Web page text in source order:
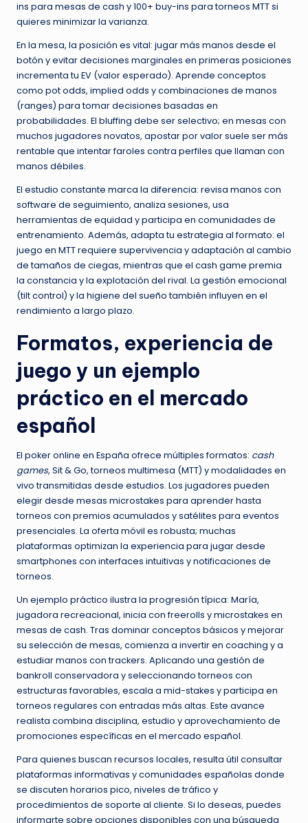
ins para mesas de cash y 100+ buy-ins para torneos MTT si
quieres minimizar la varianza.
En la mesa, la posición es vital: jugar más manos desde el
botón y evitar decisiones marginales en primeras posiciones
incrementa tu EV (valor esperado). Aprende conceptos
como pot odds, implied odds y combinaciones de manos
(ranges) para tomar decisiones basadas en
probabilidades. El bluffing debe ser selectivo; en mesas con
muchos jugadores novatos, apostar por valor suele ser más
rentable que intentar faroles contra perfiles que llaman con
manos débiles.
El estudio constante marca la diferencia: revisa manos con
software de seguimiento, analiza sesiones, usa
herramientas de equidad y participa en comunidades de
entrenamiento. Además, adapta tu estrategia al formato: el
juego en MTT requiere supervivencia y adaptación al cambio
de tamaños de ciegas, mientras que el cash game premia
la constancia y la explotación del rival. La gestión emocional
(tilt control) y la higiene del sueño también influyen en el
rendimiento a largo plazo.
Formatos, experiencia de
juego y un ejemplo
práctico en el mercado
español
El poker online en España ofrece múltiples formatos: cash
games, Sit & Go, torneos multimesa (MTT) y modalidades en
vivo transmitidas desde estudios. Los jugadores pueden
elegir desde mesas microstakes para aprender hasta
torneos con premios acumulados y satélites para eventos
presenciales. La oferta móvil es robusta; muchas
plataformas optimizan la experiencia para jugar desde
smartphones con interfaces intuitivas y notificaciones de
torneos.
Un ejemplo práctico ilustra la progresión típica: María,
jugadora recreacional, inicia con freerolls y microstakes en
mesas de cash. Tras dominar conceptos básicos y mejorar
su selección de mesas, comienza a invertir en coaching y a
estudiar manos con trackers. Aplicando una gestión de
bankroll conservadora y seleccionando torneos con
estructuras favorables, escala a mid-stakes y participa en
torneos regulares con entradas más altas. Este avance
realista combina disciplina, estudio y aprovechamiento de
promociones específicas en el mercado español.
Para quienes buscan recursos locales, resulta útil consultar
plataformas informativas y comunidades españolas donde
se discuten horarios pico, niveles de tráfico y
procedimientos de soporte al cliente. Si lo deseas, puedes
informarte sobre opciones disponibles con una búsqueda